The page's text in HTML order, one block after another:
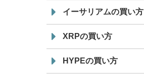
イーサリアムの買い方
XRPの買い方
HYPEの買い方